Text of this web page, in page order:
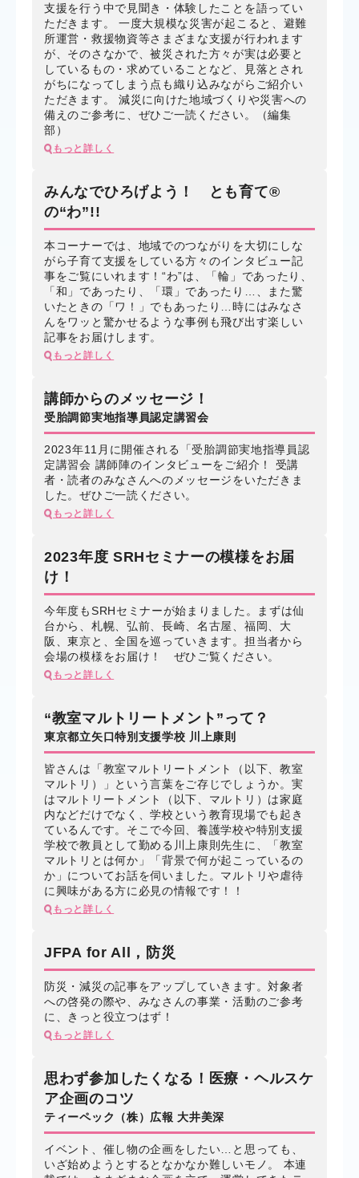
支援を行う中で見聞き・体験したことを語ってい
ただきます。 一度大規模な災害が起こると、避難
所運営・救援物資等さまざまな支援が行われます
が、そのさなかで、被災された方々が実は必要と
しているもの・求めていることなど、見落とされ
がちになってしまう点も織り込みながらご紹介い
ただきます。 減災に向けた地域づくりや災害への
備えのご参考に、ぜひご一読ください。（編集
部）
もっと詳しく
みんなでひろげよう！ とも育て®
の“わ”!!
本コーナーでは、地域でのつながりを大切にしな
がら子育て支援をしている方々のインタビュー記
事をご覧にいれます！“わ”は、「輪」であったり、
「和」であったり、「環」であったり…、また驚
いたときの「ワ！」でもあったり…時にはみなさ
んをワッと驚かせるような事例も飛び出す楽しい
記事をお届けします。
もっと詳しく
講師からのメッセージ！
受胎調節実地指導員認定講習会
2023年11月に開催される「受胎調節実地指導員認
定講習会 講師陣のインタビューをご紹介！ 受講
者・読者のみなさんへのメッセージをいただきま
した。ぜひご一読ください。
もっと詳しく
2023年度 SRHセミナーの模様をお届
け！
今年度もSRHセミナーが始まりました。まずは仙
台から、札幌、弘前、長崎、名古屋、福岡、大
阪、東京と、全国を巡っていきます。担当者から
会場の模様をお届け！ ぜひご覧ください。
もっと詳しく
“教室マルトリートメント”って？
東京都立矢口特別支援学校 川上康則
皆さんは「教室マルトリートメント（以下、教室
マルトリ）」という言葉をご存じでしょうか。実
はマルトリートメント（以下、マルトリ）は家庭
内などだけでなく、学校という教育現場でも起き
ているんです。そこで今回、養護学校や特別支援
学校で教員として勤める川上康則先生に、「教室
マルトリとは何か」「背景で何が起こっているの
か」についてお話を伺いました。マルトリや虐待
に興味がある方に必見の情報です！！
もっと詳しく
JFPA for All，防災
防災・減災の記事をアップしていきます。対象者
への啓発の際や、みなさんの事業・活動のご参考
に、きっと役立つはず！
もっと詳しく
思わず参加したくなる！医療・ヘルスケ
ア企画のコツ
ティーペック（株）広報 大井美深
イベント、催し物の企画をしたい…と思っても、
いざ始めようとするとなかなか難しいモノ。 本連